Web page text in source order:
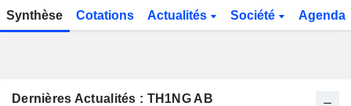
Synthèse Cotations Actualités Société Agenda
Dernières Actualités : TH1NG AB